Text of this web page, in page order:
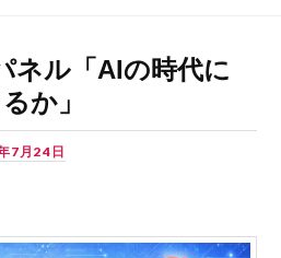
ネル「AIの時代に
か」
7月24日